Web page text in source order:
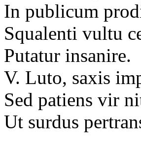
In publicum
Squalenti vultu
Putatur insanire.
V. Luto, saxis
Sed patiens vir
Ut surdus